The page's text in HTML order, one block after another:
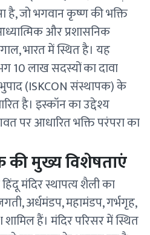
है, जो भगवान कृष्ण की भक्ति
और प्रशासनिक
भारत में स्थित है। यह
10 लाख सदस्यों का दावा
(ISKCON संस्थापक) के
है। इस्कॉन का उद्देश्य
पर आधारित भक्ति परंपरा का
की मुख्य विशेषताएं
मंदिर स्थापत्य शैली का
अर्धमंडप, महामंडप, गर्भगृह,
हैं। मंदिर परिसर में स्थित